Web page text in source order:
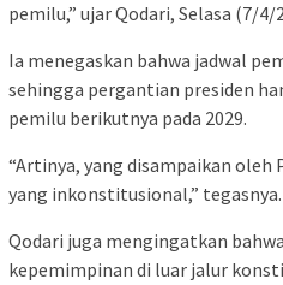
pemilu,” ujar Qodari, Selasa (7/4/
Ia menegaskan bahwa jadwal
sehingga pergantian presiden
pemilu berikutnya pada 2029.
“Artinya, yang disampaikan oleh
yang inkonstitusional,” tegasnya.
Qodari juga mengingatkan
kepemimpinan di luar jalur